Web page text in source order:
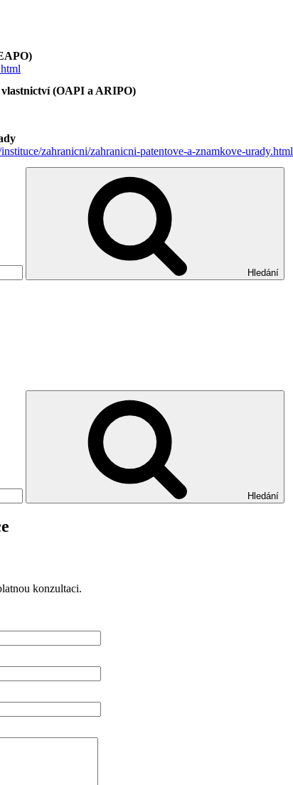
(OAPI a ARIPO)
zahranicni/zahranicni-patentove-a-znamkove-urady.html
Hledání
Hledání
konzultaci.